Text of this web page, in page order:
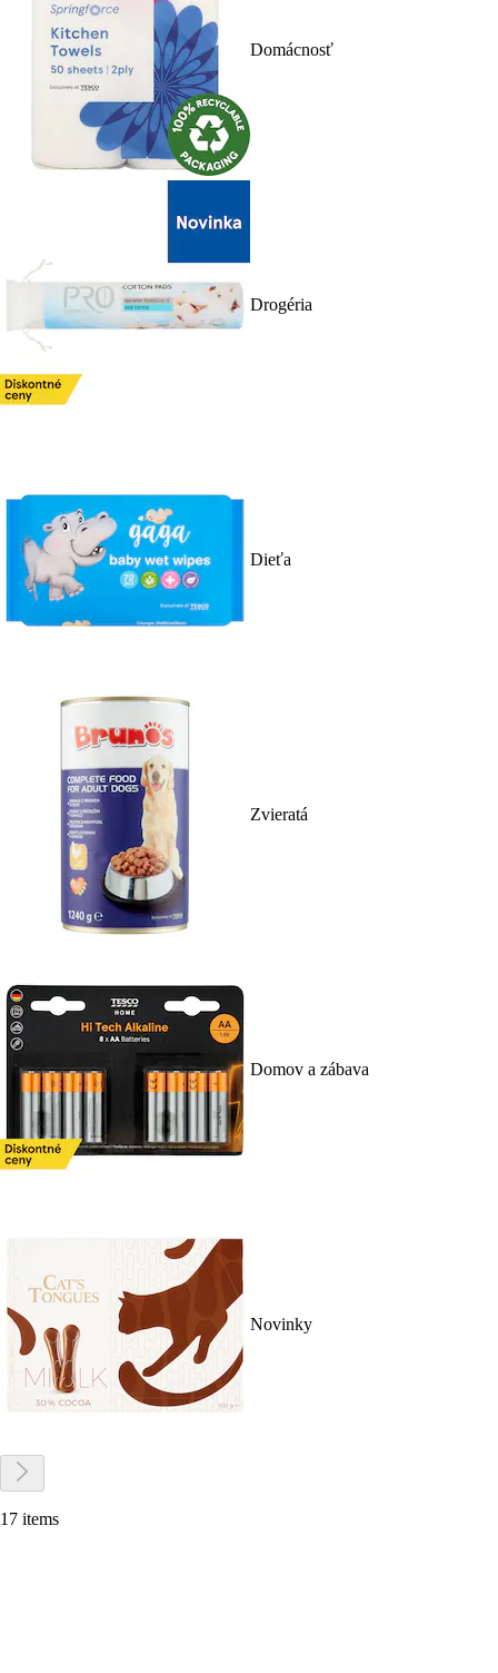
Domácnosť
Drogéria
Dieťa
Zvieratá
Domov a zábava
Novinky
17 items